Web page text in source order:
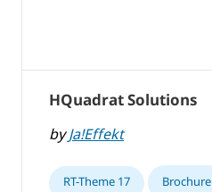
HQuadrat Solutions
byJa!Effekt
RT-Theme 17 Brochure